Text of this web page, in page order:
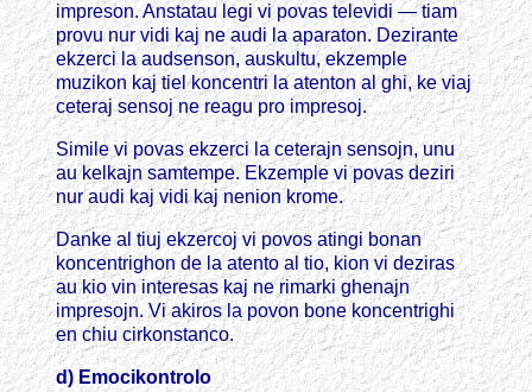
impreson. Anstatau legi vi povas televidi — tiam
provu nur vidi kaj ne audi la aparaton. Dezirante
ekzerci la audsenson, auskultu, ekzemple
muzikon kaj tiel koncentri la atenton al ghi, ke viaj
ceteraj sensoj ne reagu pro impresoj.
Simile vi povas ekzerci la ceterajn sensojn, unu
au kelkajn samtempe. Ekzemple vi povas deziri
nur audi kaj vidi kaj nenion krome.
Danke al tiuj ekzercoj vi povos atingi bonan
koncentrighon de la atento al tio, kion vi deziras
au kio vin interesas kaj ne rimarki ghenajn
impresojn. Vi akiros la povon bone koncentrighi
en chiu cirkonstanco.
d)Emocikontrolo